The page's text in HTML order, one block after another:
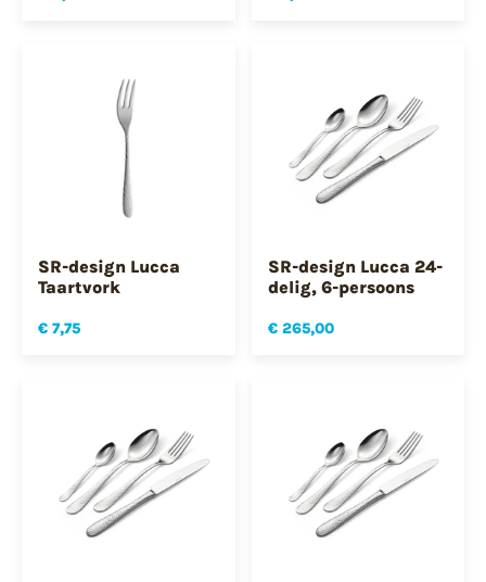
SR-design Lucca
Taartvork
€ 7,75
SR-design Lucca 24-
delig, 6-persoons
€ 265,00